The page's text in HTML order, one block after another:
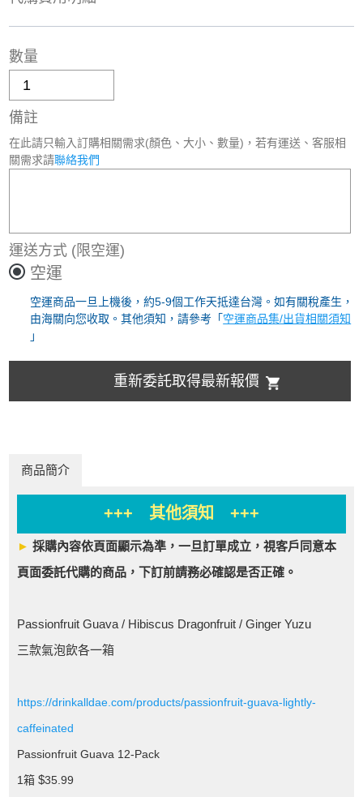
數量
備註
在此請只輸入訂購相關需求(顏色、大小、數量)，若有運送、客服相
關需求請聯絡我們
運送方式 (限空運)
空運
空運商品一旦上機後，約5-9個工作天抵達台灣。如有關稅產生，
由海關向您收取。其他須知，請參考「 空運商品集/出貨相關須知
」
重新委託取得最新報價
商品簡介
+++ 其他須知 +++
►採購內容依頁面顯示為準，一旦訂單成立，視客戶同意本
頁面委託代購的商品，下訂前請務必確認是否正確。
Passionfruit Guava / Hibiscus Dragonfruit / Ginger Yuzu
三款氣泡飲各一箱
https://drinkalldae.com/products/passionfruit-guava-lightly-
caffeinated
Passionfruit Guava 12-Pack
1箱$35.99